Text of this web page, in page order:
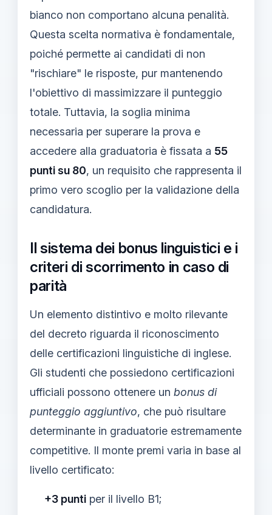
bianco non comportano alcuna penalità.
Questa scelta normativa è fondamentale,
poiché permette ai candidati di non
"rischiare" le risposte, pur mantenendo
l'obiettivo di massimizzare il punteggio
totale. Tuttavia, la soglia minima
necessaria per superare la prova e
accedere alla graduatoria è fissata a 55
punti su 80, un requisito che rappresenta il
primo vero scoglio per la validazione della
candidatura.
Il sistema dei bonus linguistici e i
criteri di scorrimento in caso di
parità
Un elemento distintivo e molto rilevante
del decreto riguarda il riconoscimento
delle certificazioni linguistiche di inglese.
Gli studenti che possiedono certificazioni
ufficiali possono ottenere un bonus di
punteggio aggiuntivo, che può risultare
determinante in graduatorie estremamente
competitive. Il monte premi varia in base al
livello certificato:
+3 punti per il livello B1;